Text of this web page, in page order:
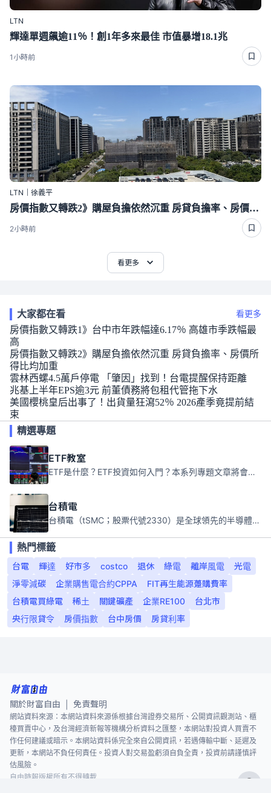
LTN
輝達單週飆逾11％！創1年多來最佳 市值暴增18.1兆
1小時前
LTN｜徐義平
房價指數又轉跌2》購屋負擔依然沉重 房貸負擔率、房價所得比均加重
2小時前
看更多
大家都在看 看更多
房價指數又轉跌1》台中市年跌幅達6.17％ 高雄市季跌幅最
高
房價指數又轉跌2》購屋負擔依然沉重 房貸負擔率、房價所
得比均加重
雲林西螺4.5萬戶停電 「肇因」找到！台電提醒保持距離
兆基上半年EPS逾3元 前董債務將包租代管拖下水
美國櫻桃皇后出事了！出貨量狂瀉52％ 2026產季竟提前結
束
精選專題
ETF教室
ETF是什麼？ETF投資如何入門？本系列專題文章將會告訴你新手必須知道的ETF基礎知識。
台積電
台積電（tSMC；股票代號2330）是全球領先的半導體代工公司，成立於1987年，總部位於台灣新竹。且已於美國、日本、德國及中國設廠，台積電是全球首家專業積體電路製造服務公司，也是全球最先進和最大規模的半導體代工廠。
熱門標籤
台電
輝達 好市多 costco 退休 綠電 離岸風電
光電
淨零減碳
企業購售電合約CPPA
FIT再生能源躉購費率
台積電買綠電
稀土 關鍵礦產 企業RE100
台北市
央行限貸令
房價指數 台中房價 房貸利率
關於財富自由 免責聲明
網站資料來源：本網站資料來源係根據台灣證券交易所、公開資訊觀測站、櫃
檯買賣中心，及台灣經濟新報等機構分析資料之匯整，本網站對投資人買賣不
作任何建議或暗示。本網站資料係完全來自公開資訊，若遇傳輸中斷、延遲及
更新，本網站不負任何責任。投資人對交易盈虧須自負全責，投資前請謹慎評
估風險。
自由時報版權所有不得轉載